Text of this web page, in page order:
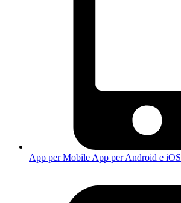
App per Mobile App per Android e iOS